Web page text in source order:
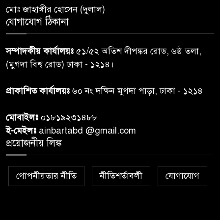
ঝড়বৃষ্টির পূর্বাভাস
৬
অনুশ্রীর, মিলল হারমোনিয়াম
উপহার
৭
২০ আগস্ট রাষ্ট্রপতি নির্বাচন,
বান্দরবান বিজিবি সেক্টর সদর দপ্তর
৯
বান্দরবানের লংলেই পাড়ায়
মোঃ জাহাঙ্গীর হোসেন (দুলাল)
যোগাযোগ ঠিকানা
সম্পাদকীয় কার্যালয়ঃ ৫১/৫২ অতিশ দীপঙ্কর রোড, ৬ষ্ঠ তলা,
(মুগদা বিশ্ব রোড) ঢাকা - ১২১৪।
প্রাকাশিত কার্যালয়ঃ৬০ নং দক্ষিন মুগদা পাড়া, ঢাকা - ১২১৪
মোবাইলঃ ০১৮১৯২৩১৪৮৮
ই-মেইলঃ ainbartabd @gmail.com
প্রয়োজনীয় লিঙ্ক
গোপনীয়তার নীতি নীতিশর্তাবলী যোগাযোগ